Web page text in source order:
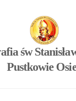
św
Pustkowie